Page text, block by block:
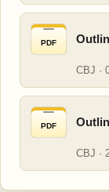
PDF
CBJ ·
PDF
CBJ ·